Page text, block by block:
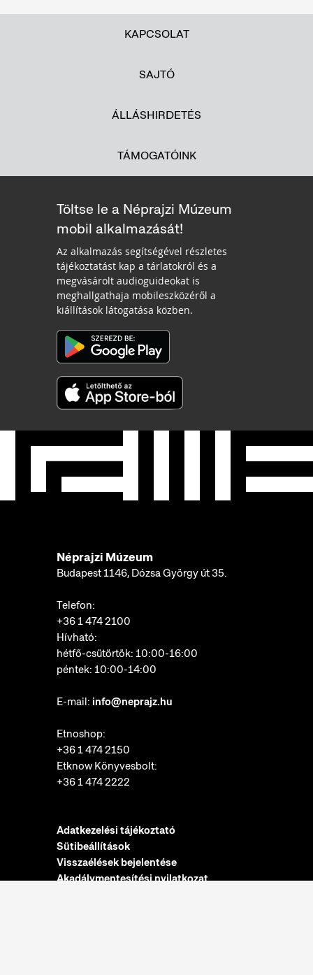
KAPCSOLAT
SAJTÓ
ÁLLÁSHIRDETÉS
TÁMOGATÓINK
Töltse le a Néprajzi Múzeum
mobil alkalmazását!
Az alkalmazás segítségével részletes
tájékoztatást kap a tárlatokról és a
megvásárolt audioguideokat is
meghallgathaja mobileszközéről a
kiállítások látogatása közben.
Néprajzi Múzeum
Budapest 1146, Dózsa György út 35.
Telefon:
+36 1 474 2100
Hívható:
hétfő-csütörtök: 10:00-16:00
péntek: 10:00-14:00
E-mail: info@neprajz.hu
Etnoshop:
+36 1 474 2150
Etknow Könyvesbolt:
+36 1 474 2222
Adatkezelési tájékoztató
Sütibeállítások
Visszaélések bejelentése
Akadálymentesítési nyilatkozat